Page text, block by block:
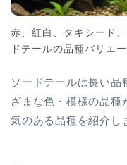
赤、紅白、タキシード
ドテールの品種バリエ
ソードテールは長い品
ざまな色・模様の品種
気のある品種を紹介し